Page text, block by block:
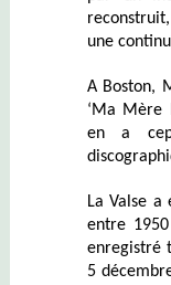
une
A Boston,
‘Ma Mère
en a
La Valse
entre
enregistré
5